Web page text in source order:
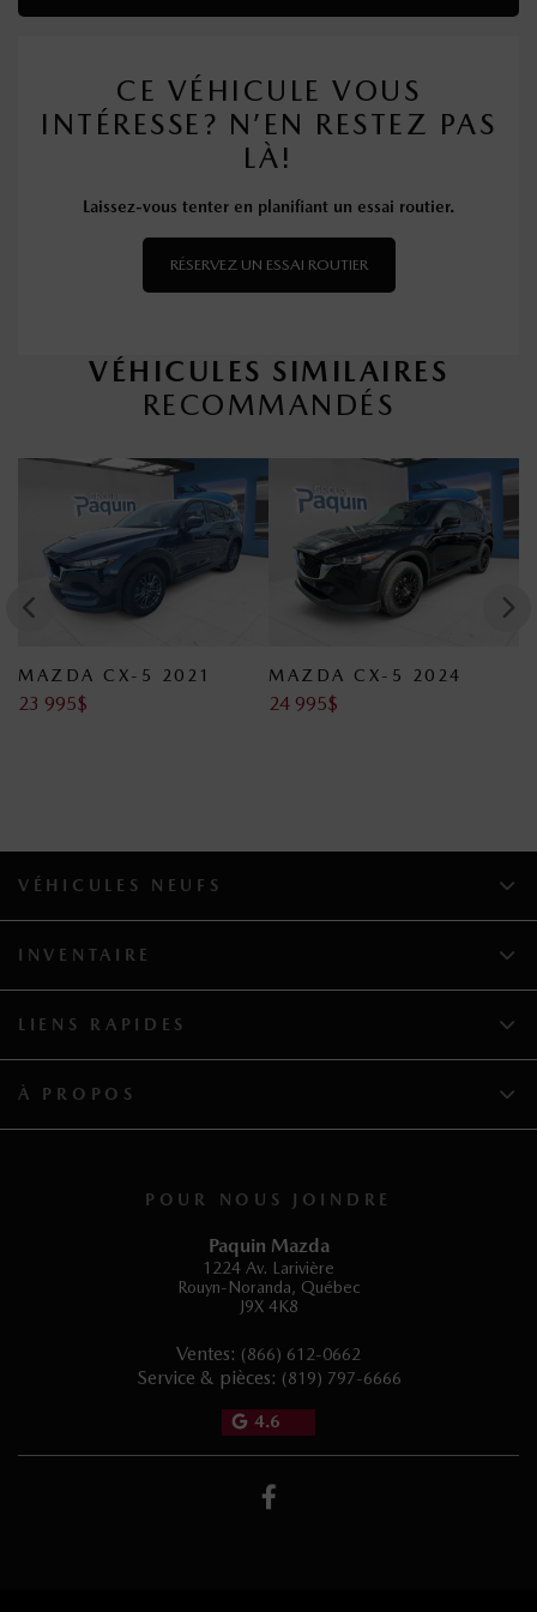
CE VÉHICULE VOUS
INTÉRESSE? N’EN RESTEZ PAS
LÀ!
Laissez-vous tenter en planifiant un essai routier.
RÉSERVEZ UN ESSAI ROUTIER
VÉHICULES SIMILAIRES
RECOMMANDÉS
MAZDA CX-5 2021
23 995$
MAZDA CX-5 2024
24 995$
POUR NOUS JOINDRE
Paquin Mazda
1224 Av. Larivière
Rouyn-Noranda, Québec
J9X 4K8
Ventes: (866) 612-0662
Service & pièces: (819) 797-6666
4.6
VÉHICULES NEUFS
INVENTAIRE
LIENS RAPIDES
À PROPOS